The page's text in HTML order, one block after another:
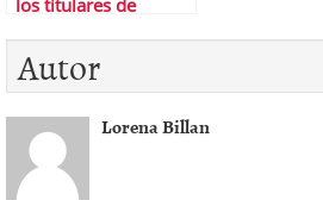
los titulares de
Autor
Lorena Billan